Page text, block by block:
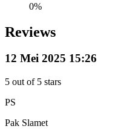
0%
Reviews
12 Mei 2025 15:26
5 out of 5 stars
PS
Pak Slamet